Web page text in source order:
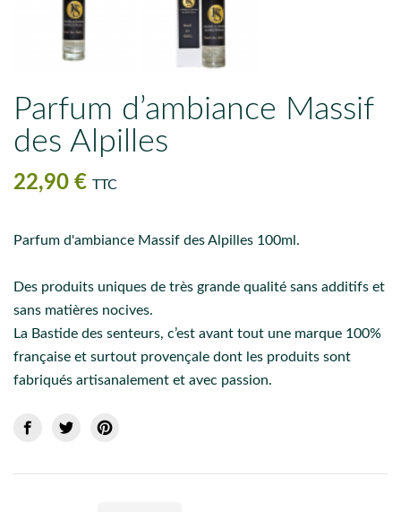
Parfum d’ambiance Massif
des Alpilles
22,90 € TTC
Parfum d'ambiance Massif des Alpilles 100ml.
Des produits uniques de très grande qualité sans additifs et
sans matières nocives.
La Bastide des senteurs, c’est avant tout une marque 100%
française et surtout provençale dont les produits sont
fabriqués artisanalement et avec passion.